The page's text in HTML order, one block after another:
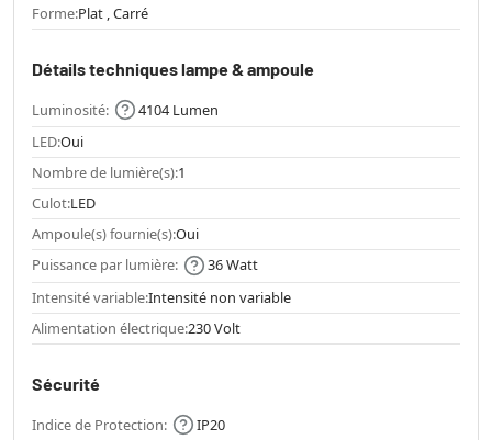
Forme:Plat , Carré
Détails techniques lampe & ampoule
Luminosité:
4104 Lumen
LED:Oui
Nombre de lumière(s):1
Culot:LED
Ampoule(s) fournie(s):Oui
Puissance par lumière:
36 Watt
Intensité variable:Intensité non variable
Alimentation électrique:230 Volt
Sécurité
Indice de Protection:
IP20